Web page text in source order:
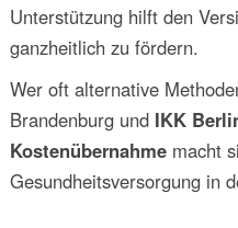
Unterstützung hilft den
ganzheitlich zu fördern.
Wer oft alternative
Brandenburg und IKK
Kostenübernahmemacht
Gesundheitsversorgung in